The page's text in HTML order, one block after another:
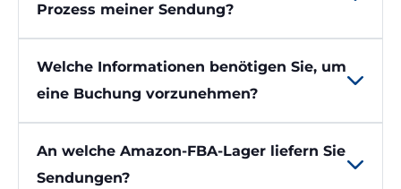
Prozess meiner Sendung?
Welche Informationen benötigen Sie, um
eine Buchung vorzunehmen?
An welche Amazon-FBA-Lager liefern Sie
Sendungen?